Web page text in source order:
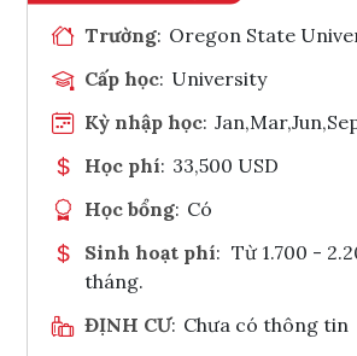
Trường: Oregon State
Cấp học: University
Kỳ nhập học:
Học phí: 33,500 USD
Học bổng: Có
Sinh hoạt phí: Từ 1.700 -
tháng.
ĐỊNH CƯ: Chưa có thông tin